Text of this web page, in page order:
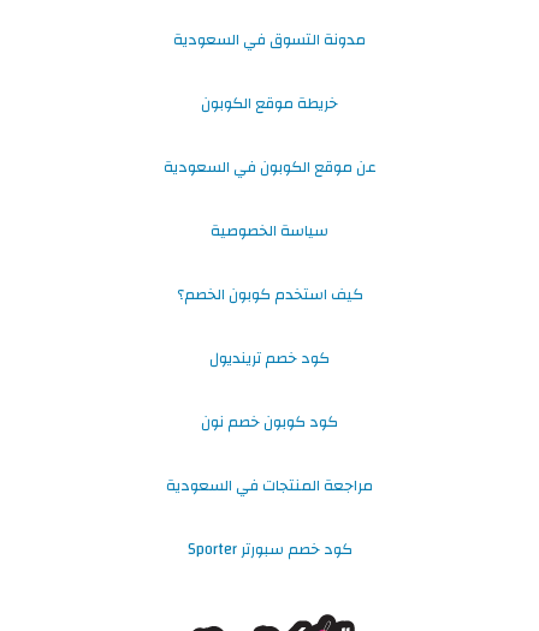
مدونة التسوق في السعودية
خريطة موقع الكوبون
عن موقع الكوبون في السعودية
سياسة الخصوصية
كيف استخدم كوبون الخصم؟
كود خصم ترينديول
كود كوبون خصم نون
مراجعة المنتجات في السعودية
كود خصم سبورتر Sporter